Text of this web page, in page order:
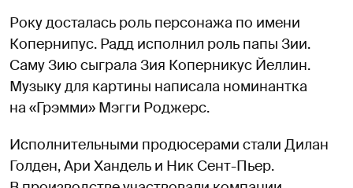
Року досталась роль персонажа по имени
Копернипус. Радд исполнил роль папы Зии.
Саму Зию сыграла Зия Коперникус Йеллин.
Музыку для картины написала номинантка
на «Грэмми» Мэгги Роджерс.
Исполнительными продюсерами стали Дилан
Голден, Ари Хандель и Ник Сент-Пьер.